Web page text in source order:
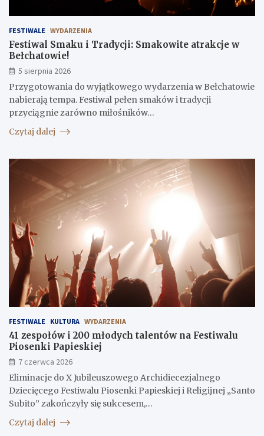
FESTIWALE WYDARZENIA
Festiwal Smaku i Tradycji: Smakowite atrakcje w
Bełchatowie!
5 sierpnia 2026
Przygotowania do wyjątkowego wydarzenia w Bełchatowie
nabierają tempa. Festiwal pełen smaków i tradycji
przyciągnie zarówno miłośników…
Czytaj dalej
FESTIWALE KULTURA WYDARZENIA
41 zespołów i 200 młodych talentów na Festiwalu
Piosenki Papieskiej
7 czerwca 2026
Eliminacje do X Jubileuszowego Archidiecezjalnego
Dziecięcego Festiwalu Piosenki Papieskiej i Religijnej „Santo
Subito” zakończyły się sukcesem,…
Czytaj dalej